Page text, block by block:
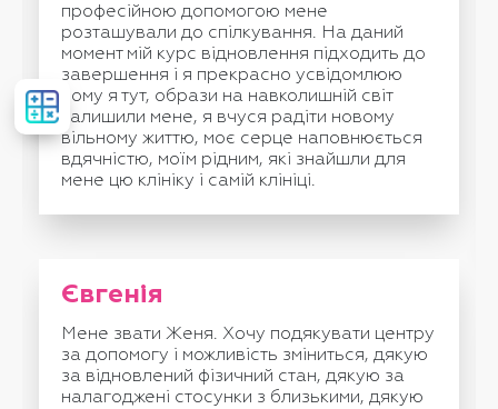
професійною допомогою мене
розташували до спілкування. На даний
момент мій курс відновлення підходить до
завершення і я прекрасно усвідомлюю
чому я тут, образи на навколишній світ
залишили мене, я вчуся радіти новому
вільному життю, моє серце наповнюється
вдячністю, моїм рідним, які знайшли для
мене цю клініку і самій клініці.
Євгенія
Мене звати Женя. Хочу подякувати центру
за допомогу і можливість зміниться, дякую
за відновлений фізичний стан, дякую за
налагоджені стосунки з близькими, дякую
Розрахувати
вартість
лікування